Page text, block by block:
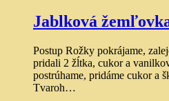
Jablková
Postup Rožky pokrájame,
pridali 2 žĺtka, cukor a
postrúhame, pridáme cukor a
Tvaroh…